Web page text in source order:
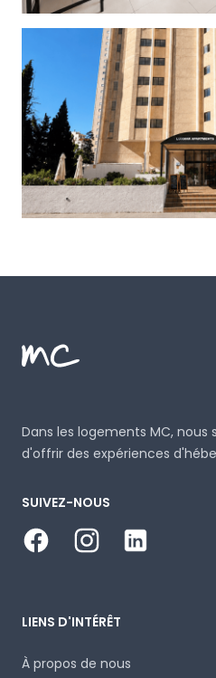
Dans les logements MC, nous
d'offrir des expériences
SUIVEZ-NOUS
FacebookInstagram
LinkedIn
LIENS D'INTÉRÊT
À propos de nous